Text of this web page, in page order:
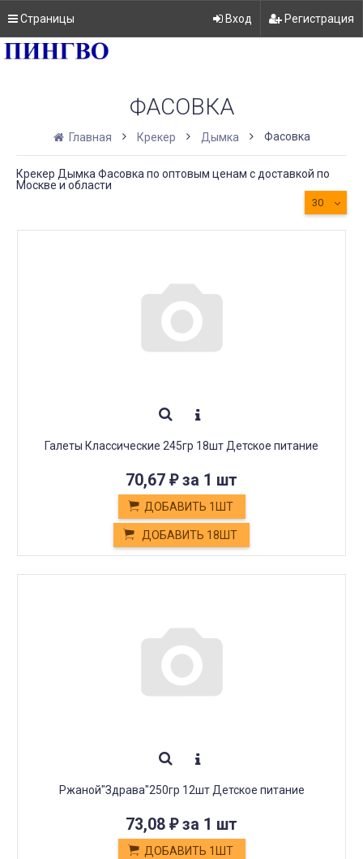
Страницы Вход Регистрация
ФАСОВКА
Главная Крекер Дымка Фасовка
Крекер Дымка Фасовка по оптовым ценам с доставкой по
Москве и области
30
Галеты Классические 245гр 18шт Детское питание
70,67 ₽за 1 шт
ДОБАВИТЬ 1ШТ
ДОБАВИТЬ 18ШТ
Ржаной"Здрава"250гр 12шт Детское питание
73,08 ₽за 1 шт
ДОБАВИТЬ 1ШТ